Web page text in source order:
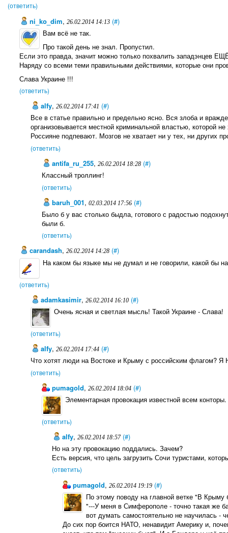
(ответить)
ni_ko_dim, 26.02.2014 14:13 (#)
Вам всё не так.
Про такой день не знал. Пропустил.
Если это правда, значит можно только похвалить западэнцев
Наряду со всеми теми правильными действиями, которые они
Слава Украине !!!
(ответить)
alfy,26.02.2014 17:41 (#)
Все в статье правильно и предельно ясно. Вся злоба и
организовывается местной криминальной властью, которой
Россияне подпевают. Мозгов не хватает ни у тех, ни других
(ответить)
antifa_ru_255, 26.02.2014 18:28 (#)
Классный троллинг!
(ответить)
baruh_001, 02.03.2014 17:56 (#)
Было б у вас столько быдла, готового с радостью
были б.
(ответить)
carandash, 26.02.2014 14:28 (#)
На каком бы языке мы не думал и не говорили, какой бы
(ответить)
adamkasimir,26.02.2014 16:10 (#)
Очень ясная и светлая мысль! Такой Украине - Слава!
(ответить)
alfy,26.02.2014 17:44 (#)
Что хотят люди на Востоке и Крыму с российским
(ответить)
pumagold, 26.02.2014 18:04 (#)
Элементарная провокация известной всем конторы.
(ответить)
alfy,26.02.2014 18:57 (#)
Но на эту провокацию поддались. Зачем?
Есть версия, что цель загрузить Сочи туристами,
(ответить)
pumagold, 26.02.2014 19:19 (#)
По этому поводу на главной ветке "В Крыму
"---У меня в Симферополе - точно такая же
вот думать самостоятельно не научилась
До сих пор боится НАТО, ненавидит Америку и,